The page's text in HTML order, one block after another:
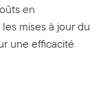
en
mises à jour du
une efficacité